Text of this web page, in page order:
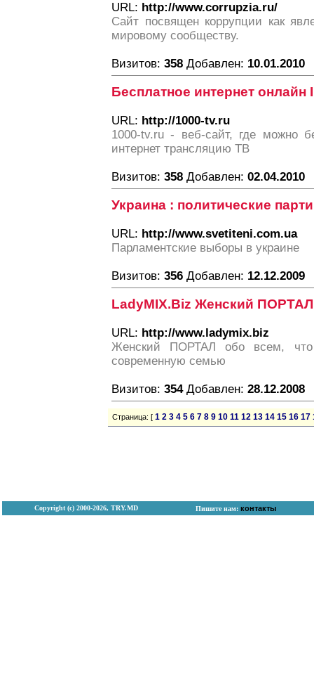
URL: http://www.corrupzia.ru/
Сайт посвящен коррупции как
мировому сообществу.
Визитов: 358 Добавлен: 10.01.2010
Бесплатное интернет онлайн
URL: http://1000-tv.ru
1000-tv.ru - веб-сайт, где можно
интернет трансляцию ТВ
Визитов: 358 Добавлен: 02.04.2010
Украина : политические
URL: http://www.svetiteni.com.ua
Парламентские выборы в украине
Визитов: 356 Добавлен: 12.12.2009
LadyMIX.Biz Женский
URL: http://www.ladymix.biz
Женский ПОРТАЛ обо всем, что
современную семью
Визитов: 354Добавлен: 28.12.2008
Страница: [ 1 2 3 4 5 6 7 8 9 10 11 12 13 14 15 16 17
Copyright (с) 2000-2026, TRY.MD Пишите нам: контакты